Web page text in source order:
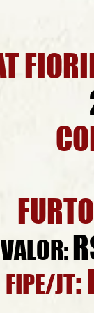
VALOR:
FIPE/JT: